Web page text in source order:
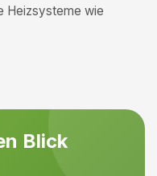
Heizsysteme wie
Blick